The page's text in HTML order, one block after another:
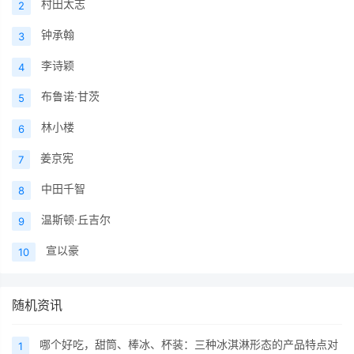
2 村田太志
3 钟承翰
4 李诗颖
5 布鲁诺·甘茨
6 林小楼
7 姜京宪
8 中田千智
9 温斯顿·丘吉尔
10 宣以豪
随机资讯
1
哪个好吃，甜筒、棒冰、杯装：三种冰淇淋形态的产品特点对